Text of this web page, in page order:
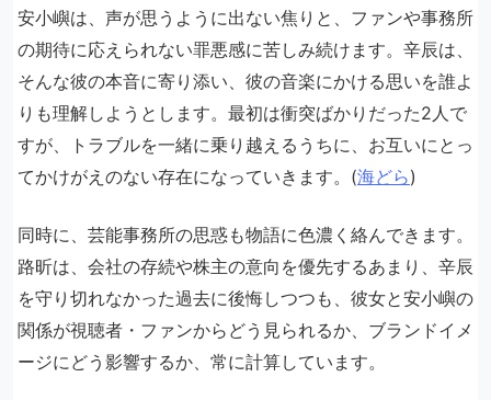
安小嶼は、声が思うように出ない焦りと、ファンや事務所
の期待に応えられない罪悪感に苦しみ続けます。辛辰は、
そんな彼の本音に寄り添い、彼の音楽にかける思いを誰よ
りも理解しようとします。最初は衝突ばかりだった2人で
すが、トラブルを一緒に乗り越えるうちに、お互いにとっ
てかけがえのない存在になっていきます。(海どら)
同時に、芸能事務所の思惑も物語に色濃く絡んできます。
路昕は、会社の存続や株主の意向を優先するあまり、辛辰
を守り切れなかった過去に後悔しつつも、彼女と安小嶼の
関係が視聴者・ファンからどう見られるか、ブランドイメ
ージにどう影響するか、常に計算しています。